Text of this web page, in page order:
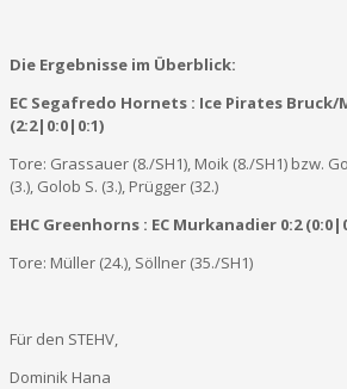
Die Ergebnisse im Überblick:
EC Segafredo Hornets : Ice Pirates Bruck/
(2:2|0:0|0:1)
Tore: Grassauer (8./SH1), Moik (8./SH1) bzw.
(3.), Golob S. (3.), Prügger (32.)
EHC Greenhorns : EC Murkanadier 0:2
Tore: Müller (24.), Söllner (35./SH1)
Für den STEHV,
Dominik Hana